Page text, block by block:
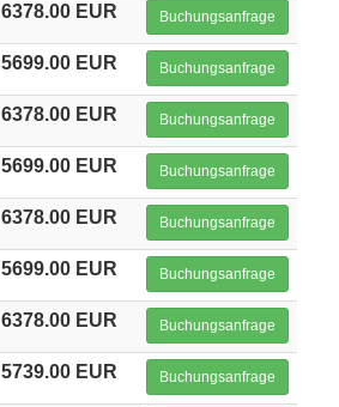
6378.00 EUR Buchungsanfrage
5699.00 EUR Buchungsanfrage
6378.00 EUR Buchungsanfrage
5699.00 EUR Buchungsanfrage
6378.00 EUR Buchungsanfrage
5699.00 EUR Buchungsanfrage
6378.00 EUR Buchungsanfrage
5739.00 EUR Buchungsanfrage